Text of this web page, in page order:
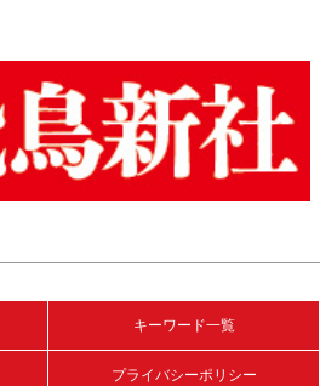
キーワード一覧
プライバシーポリシー